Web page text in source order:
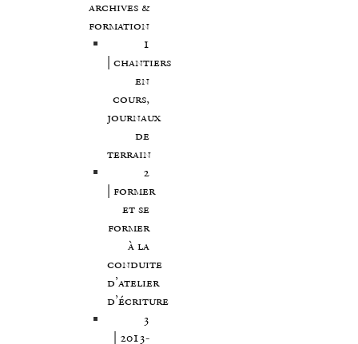
archives &
formation
1
| chantiers
en
cours,
journaux
de
terrain
2
| former
et se
former
à la
conduite
d’atelier
d’écriture
3
| 2013-